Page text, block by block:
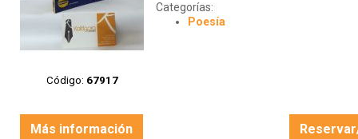
Código: 67917
Categorías:
Poesía
Más información